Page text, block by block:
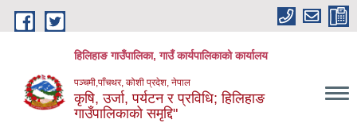
Skip to main content
हिलिहाङ गाउँपालिका, गाउँ कार्यपालिकाको कार्यालय
पञ्चमी,पाँचथर, कोशी प्रदेश, नेपाल
कृषि, उर्जा, पर्यटन र प्रविधि; हिलिहाङ
गाउँपालिकाको समृद्दि"